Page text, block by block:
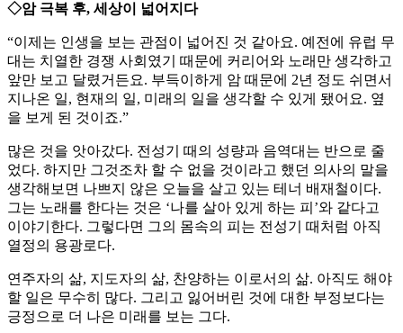
◇암 극복 후, 세상이 넓어지다
“이제는 인생을 보는 관점이 넓어진 것 같아요. 예전에 유럽 무
대는 치열한 경쟁 사회였기 때문에 커리어와 노래만 생각하고
앞만 보고 달렸거든요. 부득이하게 암 때문에 2년 정도 쉬면서
지나온 일, 현재의 일, 미래의 일을 생각할 수 있게 됐어요. 옆
을 보게 된 것이죠.”
많은 것을 앗아갔다. 전성기 때의 성량과 음역대는 반으로 줄
었다. 하지만 그것조차 할 수 없을 것이라고 했던 의사의 말을
생각해보면 나쁘지 않은 오늘을 살고 있는 테너 배재철이다.
그는 노래를 한다는 것은 ‘나를 살아 있게 하는 피’와 같다고
이야기한다. 그렇다면 그의 몸속의 피는 전성기 때처럼 아직
열정의 용광로다.
연주자의 삶, 지도자의 삶, 찬양하는 이로서의 삶. 아직도 해야
할 일은 무수히 많다. 그리고 잃어버린 것에 대한 부정보다는
긍정으로 더 나은 미래를 보는 그다.